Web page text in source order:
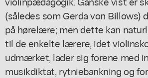
(således som Gerda von Billows)
på hørelære; men dette kan
til de enkelte lærere, idet
udmærket, lader sig forene med
musikdiktat, rytniebankning og